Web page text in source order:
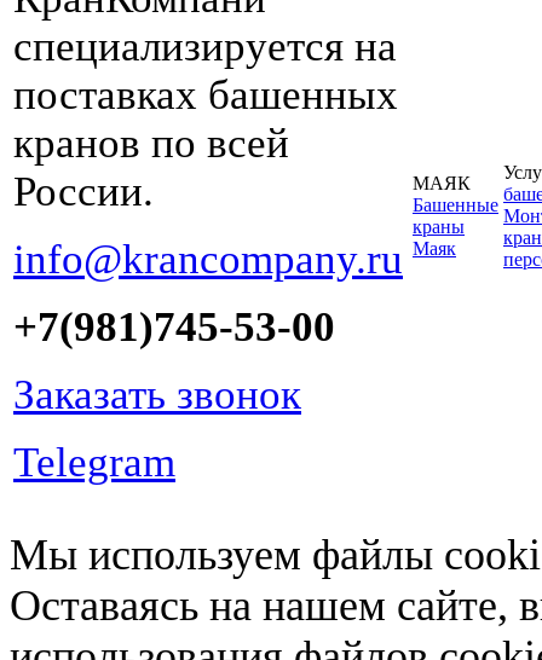
специализируется на
поставках башенных
кранов по всей
России.
info@krancompany.ru
+7(981)745-53-00
Заказать звонок
Telegram
МАЯК
Башенные
краны
Маяк
Мы используем файлы
Оставаясь на нашем сайте,